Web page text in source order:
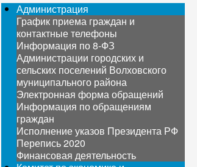
Администрация
График приема граждан и
контактные телефоны
Информация по 8-ФЗ
Администрации городских и
сельских поселений Волховского
муниципального района
Электронная форма обращений
Информация по обращениям
граждан
Исполнение указов Президента РФ
Перепись 2020
Финансовая деятельность